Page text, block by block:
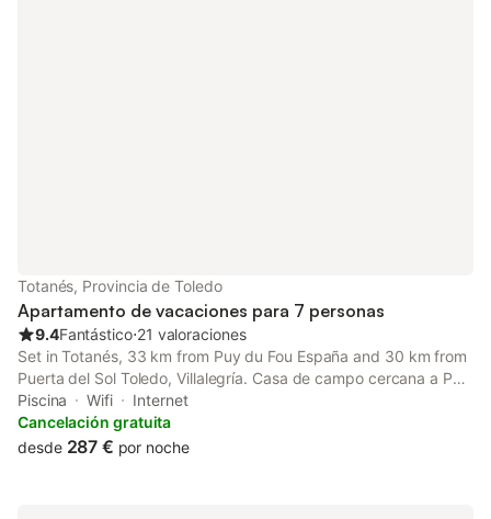
Totanés, Provincia de Toledo
Apartamento de vacaciones para 7 personas
9.4Fantástico⋅21 valoraciones
Set in Totanés, 33 km from Puy du Fou España and 30 km from
Puerta del Sol Toledo, Villalegría. Casa de campo cercana a Puy
du Fou offers a garden and air conditioning.
Piscina Wifi
Internet
Cancelación gratuita
desde 287 € por noche